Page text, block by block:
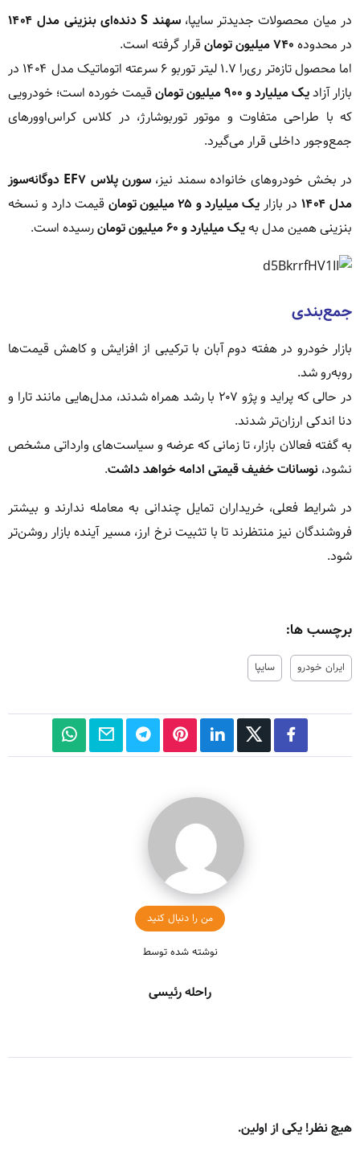
در میان محصولات جدیدتر سایپا،سهند S دنده‌ای بنزینی مدل ۱۴۰۴
در محدوده ۷۴۰ میلیون تومان
قرار گرفته است.
اما محصول تازه‌تر ری‌را ۱.۷ لیتر توربو ۶ سرعته اتوماتیک مدل ۱۴۰۴ در
بازار آزادیک میلیارد و ۹۰۰ میلیون تومان
قیمت خورده است؛ خودرویی
که با طراحی متفاوت و موتور توربوشارژ، در کلاس کراس‌اوورهای
جمع‌وجور داخلی قرار می‌گیرد.
در بخش خودروهای خانواده سمند نیز،
سورن پلاس EF۷ دوگانه‌سوز
مدل ۱۴۰۴
در بازار یک میلیارد و ۲۵ میلیون تومان
قیمت دارد و نسخه
بنزینی همین مدل بهیک میلیارد و ۶۰ میلیون تومان رسیده است.
جمع‌بندی
بازار خودرو در هفته دوم آبان با ترکیبی از افزایش و کاهش قیمت‌ها
روبه‌رو شد.
در حالی که پراید و پژو ۲۰۷ با رشد همراه شدند، مدل‌هایی مانند تارا و
دنا اندکی ارزان‌تر شدند.
به گفته فعالان بازار، تا زمانی که عرضه و سیاست‌های وارداتی مشخص
نشود، نوسانات خفیف قیمتی ادامه خواهد داشت.
در شرایط فعلی، خریداران تمایل چندانی به معامله ندارند و بیشتر
فروشندگان نیز منتظرند تا با تثبیت نرخ ارز، مسیر آینده بازار روشن‌تر
شود.
برچسب ها:
ایران خودرو سایپا
من را دنبال کنید
نوشته شده توسط
راحله رئیسی
هیچ نظر! یکی از اولین.